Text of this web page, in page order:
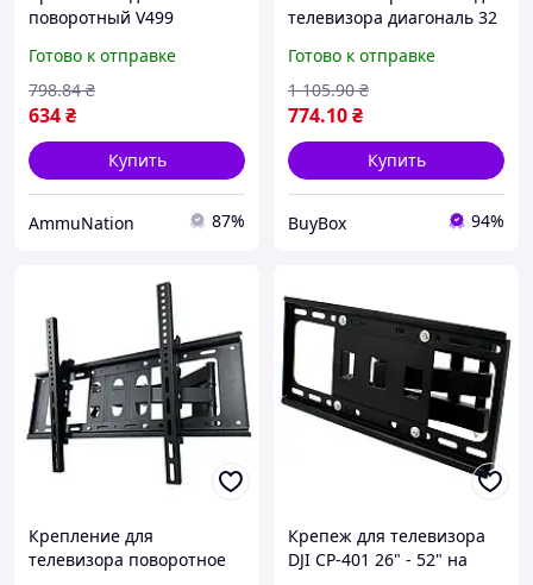
поворотный V499
плазмы до 55"
Готово к отправке
634₴
798.84 ₴
Купить
AmmuNation 87%
телевизора диагональ 32
для плазмы
универсальное
металлическое
Готово к отправке
774.10₴
1 105.90 ₴
Купить
BuyBox 94%
Крепление для
телевизора поворотное
Крепеж для телевизора
DJI CP-401 26" - 52" на